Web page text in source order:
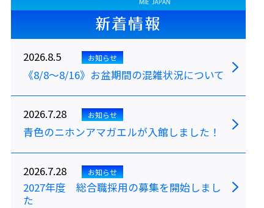
新着情報
2026.8.5 お知らせ
《8/8～8/16》お盆期間の混雑状況について
2026.7.28 お知らせ
青色のニホンアマガエルが入館しました！
2026.7.28 お知らせ
2027年度 総合職採用の募集を開始しまし
た